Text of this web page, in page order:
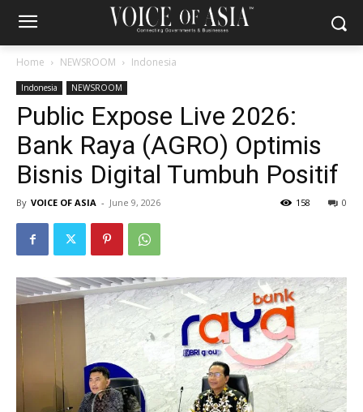
Home NEWSROOM Indonesia
Indonesia NEWSROOM
Public Expose Live 2026:
Bank Raya (AGRO) Optimis
Bisnis Digital Tumbuh Positif
By VOICE OF ASIA - June 9, 2026 0
158